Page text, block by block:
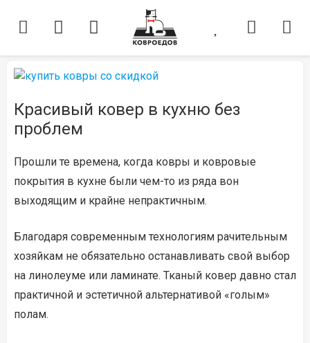
Красивый ковер в кухню без
проблем
Прошли те времена, когда ковры и ковровые
покрытия в кухне были чем-то из ряда вон
выходящим и крайне непрактичным.
Благодаря современным технологиям рачительным
хозяйкам не обязательно останавливать свой выбор
на линолеуме или ламинате. Тканый ковер давно стал
практичной и эстетичной альтернативой «голым»
полам.